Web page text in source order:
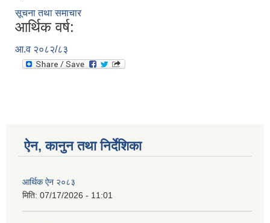
सूचना तथा समाचार
आर्थिक वर्ष:
आ.व २०८२/८३
ऐन, कानुन तथा निर्देशिका
आर्थिक ऐन २०८३
मिति: 07/17/2026 - 11:01